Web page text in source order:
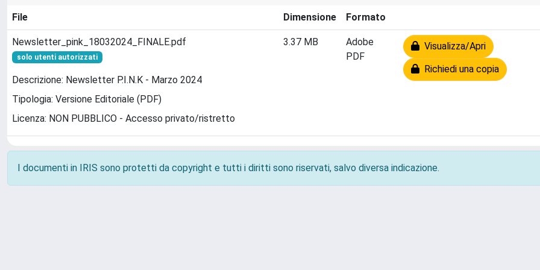
File Dimensione Formato
Newsletter_pink_18032024_FINALE.pdf
solo utenti autorizzati
Descrizione: Newsletter P.I.N.K - Marzo 2024
Tipologia: Versione Editoriale (PDF)
Licenza: NON PUBBLICO - Accesso privato/ristretto
3.37 MB
Adobe
PDF
Visualizza/Apri
Richiedi una copia
I documenti in IRIS sono protetti da copyright e tutti i diritti sono riservati, salvo diversa indicazione.